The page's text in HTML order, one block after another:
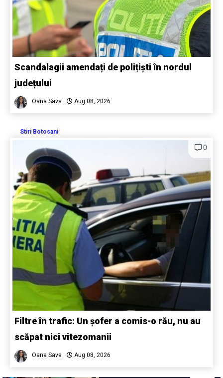
Scandalagii amendați de polițiști în nordul
județului
Oana Sava Aug 08, 2026
Stiri Botosani
0
Filtre în trafic: Un șofer a comis-o rău, nu au
scăpat nici vitezomanii
Oana Sava Aug 08, 2026